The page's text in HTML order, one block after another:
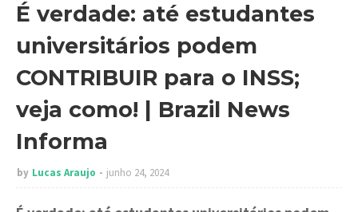
É verdade: até estudantes
universitários podem
CONTRIBUIR para o INSS;
veja como! | Brazil News
Informa
by Lucas Araujo junho 24, 2024